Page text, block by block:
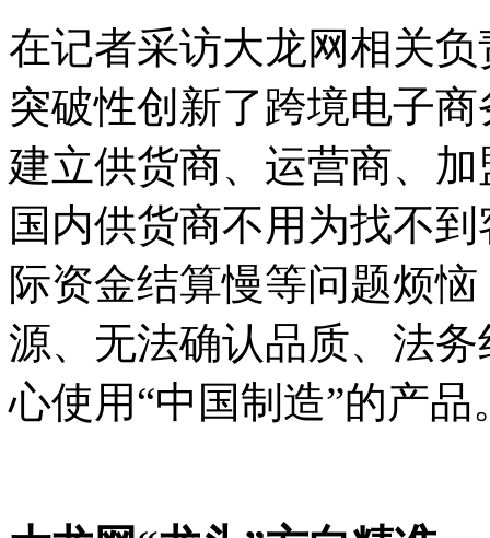
在记者采访大龙网相关
突破性创新了跨境电子
建立供货商、运营商、
国内供货商不用为找不
际资金结算慢等问题烦
源、无法确认品质、法
心使用“中国制造”的产品